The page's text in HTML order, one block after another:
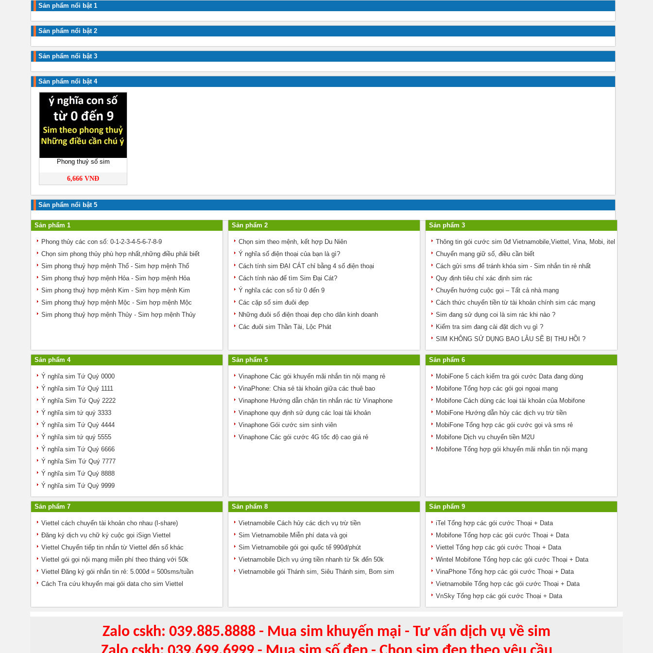
Sản phẩm nổi bật 1
Sản phẩm nổi bật 2
Sản phẩm nổi bật 3
Sản phẩm nổi bật 4
Phong thuỷ số sim
6,666 VNĐ
Sản phẩm nổi bật 5
Sản phẩm 1
Phong thủy các con số: 0-1-2-3-4-5-6-7-8-9
Chọn sim phong thủy phù hợp nhất,những điều phải biết
Sim phong thuỷ hợp mệnh Thổ - Sim hợp mệnh Thổ
Sim phong thuỷ hợp mệnh Hỏa - Sim hợp mệnh Hỏa
Sim phong thuỷ hợp mệnh Kim - Sim hợp mệnh Kim
Sim phong thuỷ hợp mệnh Mộc - Sim hợp mệnh Mộc
Sim phong thuỷ hợp mệnh Thủy - Sim hợp mệnh Thủy
Sản phẩm 2
Chọn sim theo mệnh, kết hợp Du Niên
Ý nghĩa số điện thoại của bạn là gì?
Cách tính sim ĐẠI CÁT chỉ bằng 4 số điện thoại
Cách tính nào để tìm Sim Đại Cát?
Ý nghĩa các con số từ 0 đến 9
Các cặp số sim đuôi đẹp
Những đuôi số điện thoại đẹp cho dân kinh doanh
Các đuôi sim Thần Tài, Lộc Phát
Sản phẩm 3
Thông tin gói cước sim 0đ Vietnamobile,Viettel, Vina, Mobi, itel
Chuyển mạng giữ số, điều cần biết
Cách gửi sms để tránh khóa sim - Sim nhắn tin rẻ nhất
Quy định tiêu chí xác định sim rác
Chuyển hướng cuộc gọi – Tất cả nhà mạng
Cách thức chuyển tiền từ tài khoản chính sim các mạng
Sim đang sử dụng coi là sim rác khi nào ?
Kiểm tra sim đang cài đặt dịch vụ gì ?
SIM KHÔNG SỬ DỤNG BAO LÂU SẼ BỊ THU HỒI ?
Sản phẩm 4
Ý nghĩa sim Tứ Quý 0000
Ý nghĩa sim Tứ Quý 1111
Ý nghĩa Sim Tứ Quý 2222
Ý nghĩa sim tứ quý 3333
Ý nghĩa sim Tứ Quý 4444
Ý nghĩa sim tứ quý 5555
Ý nghĩa sim Tứ Quý 6666
Ý nghĩa Sim Tứ Quý 7777
Ý nghĩa sim Tứ Quý 8888
Ý nghĩa sim Tứ Quý 9999
Sản phẩm 5
Vinaphone Các gói khuyến mãi nhắn tin nội mạng rẻ
VinaPhone: Chia sẻ tài khoản giữa các thuê bao
Vinaphone Hướng dẫn chặn tin nhắn rác từ Vinaphone
Vinaphone quy định sử dụng các loại tài khoản
Vinaphone Gói cước sim sinh viên
Vinaphone Các gói cước 4G tốc độ cao giá rẻ
Sản phẩm 6
MobiFone 5 cách kiểm tra gói cước Data đang dùng
Mobifone Tổng hợp các gói gọi ngoại mạng
Mobifone Cách dùng các loại tài khoản của Mobifone
MobiFone Hướng dẫn hủy các dịch vụ trừ tiền
MobiFone Tổng hợp các gói cước gọi và sms rẻ
Mobifone Dịch vụ chuyển tiền M2U
Mobifone Tổng hợp gói khuyến mãi nhắn tin nội mạng
Sản phẩm 7
Viettel cách chuyển tài khoản cho nhau (I-share)
Đăng ký dịch vụ chữ ký cuộc gọi iSign Viettel
Viettel Chuyển tiếp tin nhắn từ Viettel đến số khác
Viettel gói gọi nội mạng miễn phí theo tháng với 50k
Viettel Đăng ký gói nhắn tin rẻ: 5.000đ = 500sms/tuần
Cách Tra cứu khuyến mại gói data cho sim Viettel
Sản phẩm 8
Vietnamobile Cách hủy các dịch vụ trừ tiền
Sim Vietnamobile Miễn phí data và gọi
Sim Vietnamobile gói gọi quốc tế 990đ/phút
Vietnamobile Dịch vụ ứng tiền nhanh từ 5k đến 50k
Vietnamobile gói Thánh sim, Siêu Thánh sim, Bom sim
Sản phẩm 9
iTel Tổng hợp các gói cước Thoại + Data
Mobifone Tổng hợp các gói cước Thoại + Data
Viettel Tổng hợp các gói cước Thoại + Data
Wintel Mobifone Tổng hợp các gói cước Thoại + Data
VinaPhone Tổng hợp các gói cước Thoại + Data
Vietnamobile Tổng hợp các gói cước Thoại + Data
VnSky Tổng hợp các gói cước Thoại + Data
Zalo cskh: 039.885.8888 - Mua sim khuyến mại - Tư vấn dịch vụ về sim